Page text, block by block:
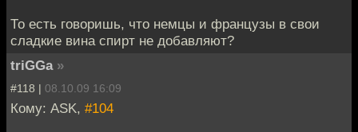
То есть говоришь, что немцы и французы в свои
сладкие вина спирт не добавляют?
triGGa »
#118 | 08.10.09 16:09
Кому: ASK, #104